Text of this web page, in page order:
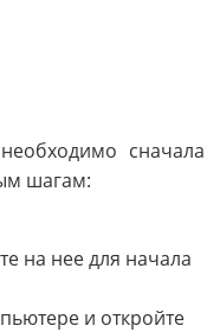
сначала
шагам:
на нее для начала
и откройте